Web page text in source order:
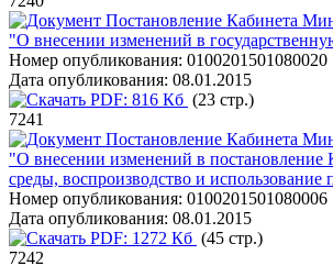
Постановление Кабинета
"О внесении изменений в
Номер опубликования: 0100201501080020
Дата опубликования: 08.01.2015
PDF: 816 Кб (23 стр.)
7241
Постановление Кабинета
"О внесении изменений в
среды, воспроизводство и
Номер опубликования: 0100201501080006
Дата опубликования: 08.01.2015
PDF: 1272 Кб (45 стр.)
7242